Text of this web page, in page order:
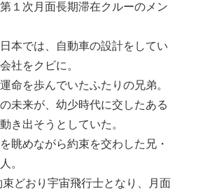
１次月面長期滞在クルーのメン
本では、自動車の設計をしてい
社をクビに。
命を歩んでいたふたりの兄弟。
未来が、幼少時代に交したある
き出そうとしていた。
眺めながら約束を交わした兄・
。
どおり宇宙飛行士となり、月面